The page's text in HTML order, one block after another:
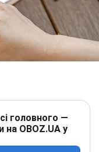
головного —
на OBOZ.UA у